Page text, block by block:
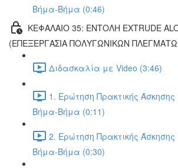
Βήμα-Βήμα (0:46)
ΚΕΦΑΛΑΙΟ 35: ΕΝΤΟΛΗ EXTRUDE
(ΕΠΕΞΕΡΓΑΣΙΑ ΠΟΛΥΓΩΝΙΚΩΝ
Διδασκαλία με Video (3:46)
1. Ερώτηση Πρακτικής
Βήμα-Βήμα (0:11)
2. Ερώτηση Πρακτικής
Βήμα-Βήμα (0:30)